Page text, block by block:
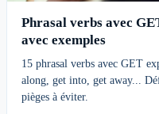
Phrasal verbs avec
avec exemples
15 phrasal verbs avec GET
along, get into, get away...
pièges à éviter.